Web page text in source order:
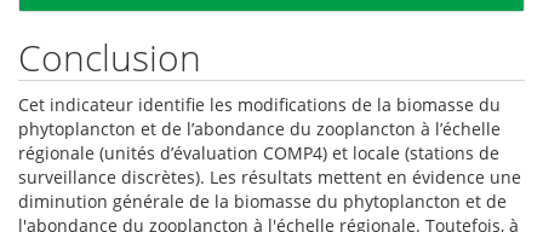
Conclusion
Cet indicateur identifie les modifications de la biomasse du
phytoplancton et de l’abondance du zooplancton à l’échelle
régionale (unités d’évaluation COMP4) et locale (stations de
surveillance discrètes). Les résultats mettent en évidence une
diminution générale de la biomasse du phytoplancton et de
l'abondance du zooplancton à l'échelle régionale. Toutefois, à